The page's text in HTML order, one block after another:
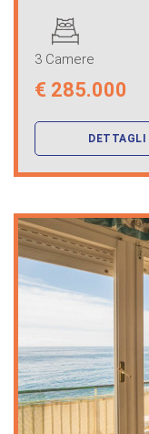
3 Camere
€ 285.000
DETTAGLI